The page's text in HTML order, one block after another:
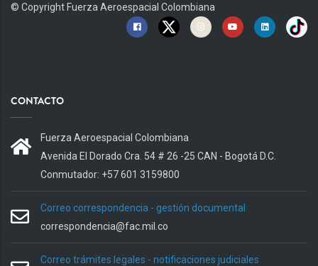
© Copyright Fuerza Aeroespacial Colombiana
CONTACTO
Fuerza Aeroespacial Colombiana
Avenida El Dorado Cra. 54 # 26 -25 CAN - Bogotá D.C.
Conmutador: +57 601 3159800
Correo correspondencia - gestión documental
correspondencia@fac.mil.co
Correo trámites legales - notificaciones judiciales